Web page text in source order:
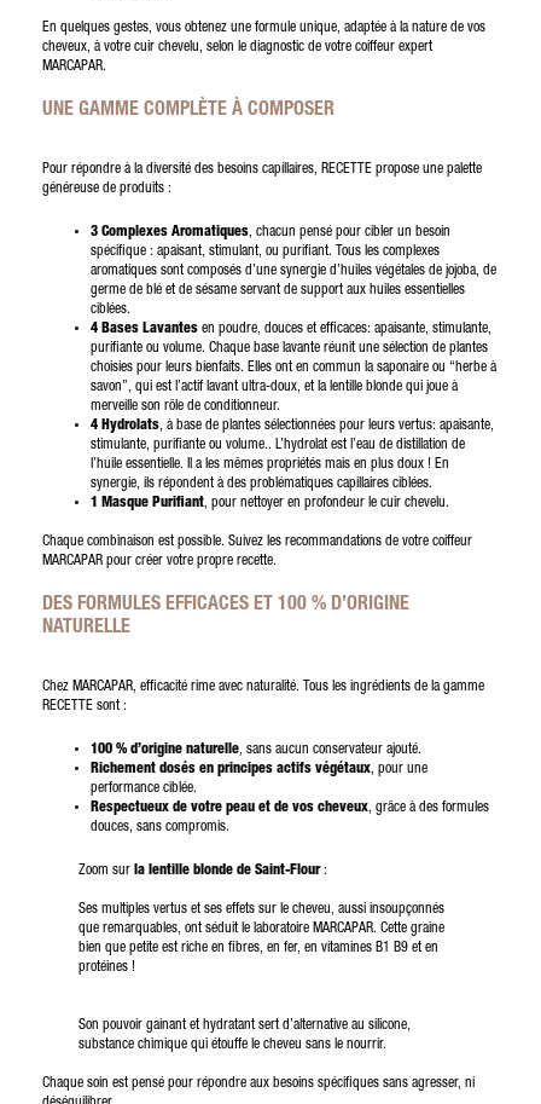
En quelques gestes, vous obtenez une formule unique, adaptée à la nature de vos
cheveux, à votre cuir chevelu, selon le diagnostic de votre coiffeur expert
MARCAPAR.
UNE GAMME COMPLÈTE À COMPOSER
Pour répondre à la diversité des besoins capillaires, RECETTE propose une palette
généreuse de produits :
3 Complexes Aromatiques, chacun pensé pour cibler un besoin
spécifique : apaisant, stimulant, ou purifiant. Tous les complexes
aromatiques sont composés d’une synergie d’huiles végétales de jojoba, de
germe de blé et de sésame servant de support aux huiles essentielles
ciblées.
4 Bases Lavantes en poudre, douces et efficaces: apaisante, stimulante,
purifiante ou volume. Chaque base lavante réunit une sélection de plantes
choisies pour leurs bienfaits. Elles ont en commun la saponaire ou “herbe à
savon”, qui est l’actif lavant ultra-doux, et la lentille blonde qui joue à
merveille son rôle de conditionneur.
4 Hydrolats, à base de plantes sélectionnées pour leurs vertus: apaisante,
stimulante, purifiante ou volume.. L’hydrolat est l’eau de distillation de
l’huile essentielle. Il a les mêmes propriétés mais en plus doux ! En
synergie, ils répondent à des problématiques capillaires ciblées.
1 Masque Purifiant, pour nettoyer en profondeur le cuir chevelu.
Chaque combinaison est possible. Suivez les recommandations de votre coiffeur
MARCAPAR pour créer votre propre recette.
DES FORMULES EFFICACES ET 100 % D’ORIGINE
NATURELLE
Chez MARCAPAR, efficacité rime avec naturalité. Tous les ingrédients de la gamme
RECETTE sont :
100 % d’origine naturelle, sans aucun conservateur ajouté.
Richement dosés en principes actifs végétaux, pour une
performance ciblée.
Respectueux de votre peau et de vos cheveux, grâce à des formules
douces, sans compromis.
Zoom sur la lentille blonde de Saint-Flour:
Ses multiples vertus et ses effets sur le cheveu, aussi insoupçonnés
que remarquables, ont séduit le laboratoire MARCAPAR. Cette graine
bien que petite est riche en fibres, en fer, en vitamines B1 B9 et en
protéines !
Son pouvoir gainant et hydratant sert d’alternative au silicone,
substance chimique qui étouffe le cheveu sans le nourrir.
Chaque soin est pensé pour répondre aux besoins spécifiques sans agresser, ni